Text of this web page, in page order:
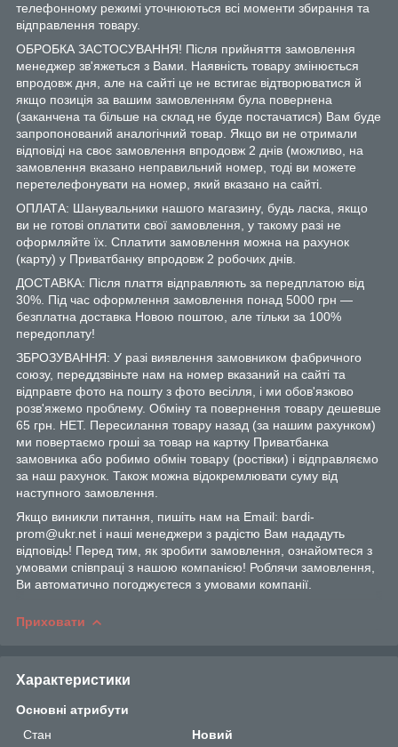
телефонному режимі уточнюються всі моменти збирання та
відправлення товару.
ОБРОБКА ЗАСТОСУВАННЯ! Після прийняття замовлення
менеджер зв'яжеться з Вами. Наявність товару змінюється
впродовж дня, але на сайті це не встигає відтворюватися й
якщо позиція за вашим замовленням була повернена
(заканчена та більше на склад не буде постачатися) Вам буде
запропонований аналогічний товар. Якщо ви не отримали
відповіді на своє замовлення впродовж 2 днів (можливо, на
замовлення вказано неправильний номер, тоді ви можете
перетелефонувати на номер, який вказано на сайті.
ОПЛАТА: Шанувальники нашого магазину, будь ласка, якщо
ви не готові оплатити свої замовлення, у такому разі не
оформляйте їх. Сплатити замовлення можна на рахунок
(карту) у Приватбанку впродовж 2 робочих днів.
ДОСТАВКА: Після плаття відправляють за передплатою від
30%. Під час оформлення замовлення понад 5000 грн —
безплатна доставка Новою поштою, але тільки за 100%
передоплату!
ЗБРОЗУВАННЯ: У разі виявлення замовником фабричного
союзу, переддзвіньте нам на номер вказаний на сайті та
відправте фото на пошту з фото весілля, і ми обов'язково
розв'яжемо проблему. Обміну та повернення товару дешевше
65 грн. НЕТ. Пересилання товару назад (за нашим рахунком)
ми повертаємо гроші за товар на картку Приватбанка
замовника або робимо обмін товару (ростівки) і відправляємо
за наш рахунок. Також можна відокремлювати суму від
наступного замовлення.
Якщо виникли питання, пишіть нам на Email: bardi-
prom@ukr.net і наші менеджери з радістю Вам нададуть
відповідь! Перед тим, як зробити замовлення, ознайомтеся з
умовами співпраці з нашою компанією! Роблячи замовлення,
Ви автоматично погоджуєтеся з умовами компанії.
Приховати
Характеристики
Основні атрибути
Стан
Новий